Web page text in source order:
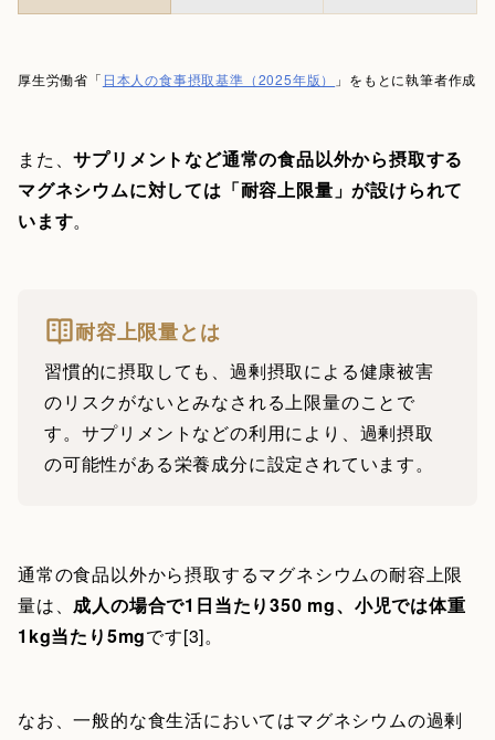
厚生労働省「 日本人の食事摂取基準（2025年版） 」をもとに執筆者作成
また、サプリメントなど通常の食品以外から摂取する
マグネシウムに対しては「耐容上限量」が設けられて
います。
耐容上限量とは
習慣的に摂取しても、過剰摂取による健康被害
のリスクがないとみなされる上限量のことで
す。サプリメントなどの利用により、過剰摂取
の可能性がある栄養成分に設定されています。
通常の食品以外から摂取するマグネシウムの耐容上限
量は、成人の場合で1日当たり350 mg、小児では体重
1kg当たり5mgです[3]。
なお、一般的な食生活においてはマグネシウムの過剰